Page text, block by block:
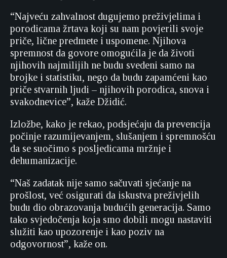
“Najveću zahvalnost dugujemo preživjelima i
porodicama žrtava koji su nam povjerili svoje
priče, lične predmete i uspomene. Njihova
spremnost da govore omogućila je da životi
njihovih najmilijih ne budu svedeni samo na
brojke i statistiku, nego da budu zapamćeni kao
priče stvarnih ljudi – njihovih porodica, snova i
svakodnevice”, kaže Džidić.
Izložbe, kako je rekao, podsjećaju da prevencija
počinje razumijevanjem, slušanjem i spremnošću
da se suočimo s posljedicama mržnje i
dehumanizacije.
“Naš zadatak nije samo sačuvati sjećanje na
prošlost, već osigurati da iskustva preživjelih
budu dio obrazovanja budućih generacija. Samo
tako svjedočenja koja smo dobili mogu nastaviti
služiti kao upozorenje i kao poziv na
odgovornost”, kaže on.